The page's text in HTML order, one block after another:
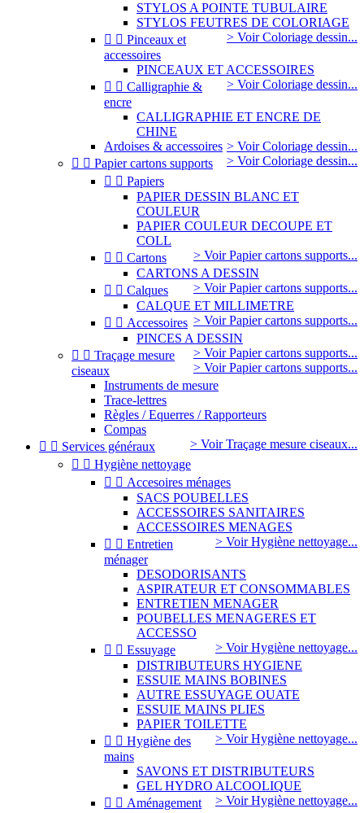
STYLOS A POINTE TUBULAIRE
STYLOS FEUTRES DE COLORIAGE
> Voir Coloriage dessin...
  Pinceaux et
accessoires
PINCEAUX ET ACCESSOIRES
> Voir Coloriage dessin...
  Calligraphie &
encre
CALLIGRAPHIE ET ENCRE DE
CHINE
> Voir Coloriage dessin...
Ardoises & accessoires
> Voir Coloriage dessin...
  Papier cartons supports
  Papiers
PAPIER DESSIN BLANC ET
COULEUR
PAPIER COULEUR DECOUPE ET
COLL
> Voir Papier cartons supports...
  Cartons
CARTONS A DESSIN
> Voir Papier cartons supports...
  Calques
CALQUE ET MILLIMETRE
> Voir Papier cartons supports...
  Accessoires
PINCES A DESSIN
> Voir Papier cartons supports...
> Voir Papier cartons supports...
  Traçage mesure
ciseaux
Instruments de mesure
Trace-lettres
Règles / Equerres / Rapporteurs
Compas
> Voir Traçage mesure ciseaux...
  Services généraux
  Hygiène nettoyage
  Accesoires ménages
SACS POUBELLES
ACCESSOIRES SANITAIRES
ACCESSOIRES MENAGES
> Voir Hygiène nettoyage...
  Entretien
ménager
DESODORISANTS
ASPIRATEUR ET CONSOMMABLES
ENTRETIEN MENAGER
POUBELLES MENAGERES ET
ACCESSO
> Voir Hygiène nettoyage...
  Essuyage
DISTRIBUTEURS HYGIENE
ESSUIE MAINS BOBINES
AUTRE ESSUYAGE OUATE
ESSUIE MAINS PLIES
PAPIER TOILETTE
> Voir Hygiène nettoyage...
  Hygiène des
mains
SAVONS ET DISTRIBUTEURS
GEL HYDRO ALCOOLIQUE
> Voir Hygiène nettoyage...
  Aménagement